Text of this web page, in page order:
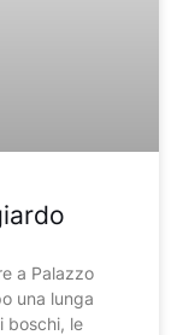
a Palazzo
una lunga
boschi, le